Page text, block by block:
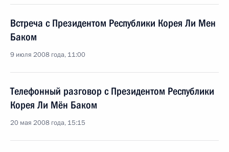
Встреча с Президентом Республики Корея Ли Мен
Баком
9 июля 2008 года, 11:00
Телефонный разговор с Президентом Республики
Корея Ли Мён Баком
20 мая 2008 года, 15:15